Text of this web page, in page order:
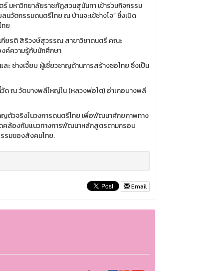
มหาวิทยาลัยราชภัฏสวนสุนันทา เข้าร่วมกิจกรรม
ตกรรมดนตรีไทย ณ บ้านจะเข้ช่างโจ” ซึ่งเปิด
ทย
ยรติ สิริวงษ์สุวรรณ สาขาวิชาดนตรี คณะ
ค์ความรู้กับนักศึกษา
ะ ช่างเจี้ยบ ผู้เชี่ยวชาญด้านการสร้างซอไทย ซึ่งเป็น
ด ณ วัดบางพลีใหญ่ใน (หลวงพ่อโต) อำเภอบางพลี
ญตัวจริงในวงการดนตรีไทย เพื่อพัฒนาศักยภาพทาง
คล้องกับแนวทางการพัฒนาหลักสูตรตามกรอบ
รมของสังคมไทย.
Email